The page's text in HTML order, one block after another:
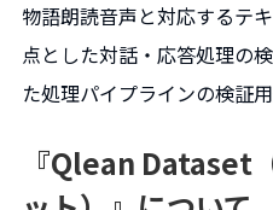
物語朗読音声と対応するテ
点とした対話・応答処理の
た処理パイプラインの検証
『Qlean Dataset